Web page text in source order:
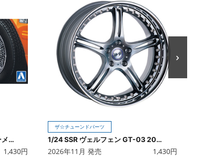
1/24 ワイヤーホイール(シルバーメッキ) 13インチ
1,430円
ザ☆チューンドパーツ
1/24 SSR ヴェルフェン GT-03 20インチ
2026年11月 発売 1,430円